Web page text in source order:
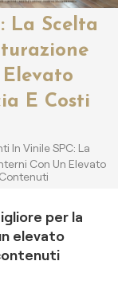
La Scelta
E Costi
In Vinile SPC: La
Con Un Elevato
per la
elevato